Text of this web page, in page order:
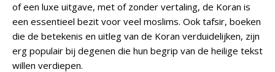
of een luxe uitgave, met of zonder vertaling, de Koran is
een essentieel bezit voor veel moslims. Ook tafsir, boeken
die de betekenis en uitleg van de Koran verduidelijken, zijn
erg populair bij degenen die hun begrip van de heilige tekst
willen verdiepen.